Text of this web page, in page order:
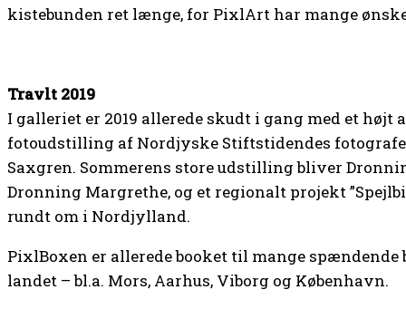
kistebunden ret længe, for PixlArt har mange
Travlt 2019
I galleriet er 2019 allerede skudt i gang med et
fotoudstilling af Nordjyske Stiftstidendes
Saxgren. Sommerens store udstilling bliver
Dronning Margrethe, og et regionalt projekt
rundt om i Nordjylland.
PixlBoxen er allerede booket til mange spændende
landet – bl.a. Mors, Aarhus, Viborg og København.